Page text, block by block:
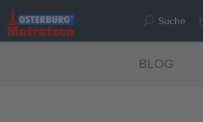
Suche:
Suche
BLOG